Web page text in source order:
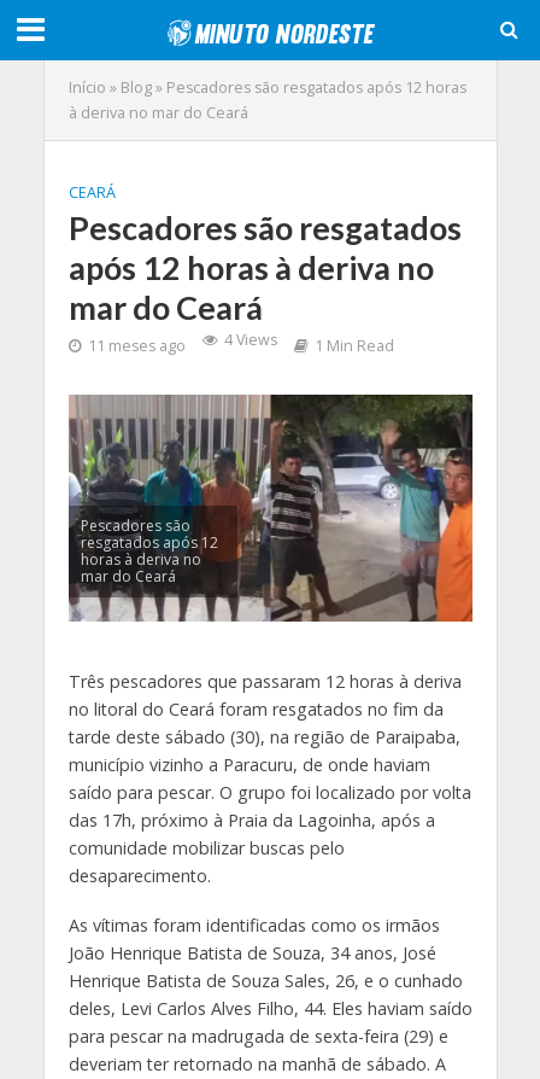
Início » Blog» Pescadores são resgatados após 12 horas
à deriva no mar do Ceará
CEARÁ
Pescadores são resgatados
após 12 horas à deriva no
mar do Ceará
11 meses ago 4 Views 1 Min Read
Pescadores são
resgatados após 12
horas à deriva no
mar do Ceará
Três pescadores que passaram 12 horas à deriva
no litoral do Ceará foram resgatados no fim da
tarde deste sábado (30), na região de Paraipaba,
município vizinho a Paracuru, de onde haviam
saído para pescar. O grupo foi localizado por volta
das 17h, próximo à Praia da Lagoinha, após a
comunidade mobilizar buscas pelo
desaparecimento.
As vítimas foram identificadas como os irmãos
João Henrique Batista de Souza, 34 anos, José
Henrique Batista de Souza Sales, 26, e o cunhado
deles, Levi Carlos Alves Filho, 44. Eles haviam saído
para pescar na madrugada de sexta-feira (29) e
deveriam ter retornado na manhã de sábado. A